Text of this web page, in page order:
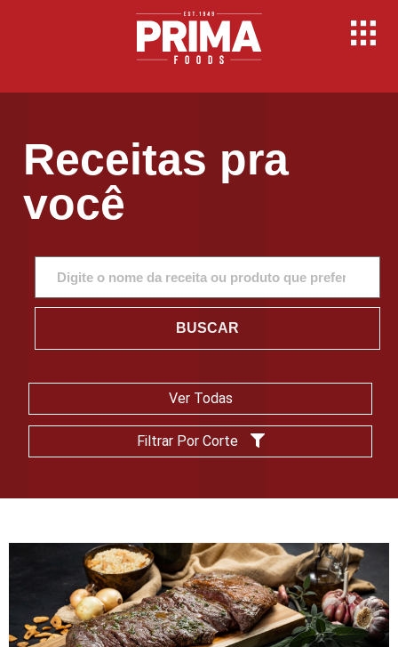
Receitas pra
você
Ver Todas
Filtrar Por Corte
BUSCAR